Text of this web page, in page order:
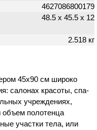
4627086800179
48.5 х 45.5 х 12
2.518 кг
45х90 см широко
салонах красоты, спа-
учреждениях,
объем полотенца
участки тела, или